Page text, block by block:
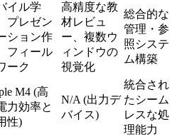
イル学
プレゼン
ション作
フィール
ーク
高精度な教
材レビュ
ー、複数ウ
ィンドウの
視覚化
総合的な
管理・参
照システ
ム構築
M4 (高
力効率と
性)
N/A (出力デ
バイス)
統合され
たシーム
レスな処
理能力